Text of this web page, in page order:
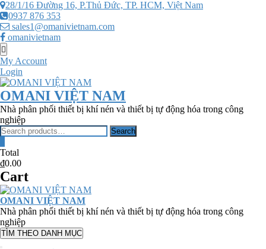
Skip
to
content
28/1/16 Đường 16, P.Thủ Đức, TP. HCM, Việt Nam
0937 876 353
sales1@omanivietnam.com
omanivietnam
Topbar
Menu
My Account
Login
OMANI VIỆT NAM
Nhà phân phối thiết bị khí nén và thiết bị tự động hóa trong công
nghiệp
Search
Search
Total
₫0.00
Cart
OMANI VIỆT NAM
Nhà phân phối thiết bị khí nén và thiết bị tự động hóa trong công
nghiệp
TÌM THEO DANH MỤC